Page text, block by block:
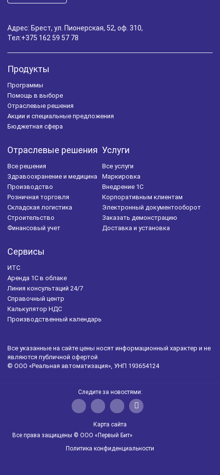
Адрес: Брест, ул. Пионерская, 52, оф. 310,
Тел:+375 162 59 57 78
Продукты
Программы
Помощь в выборе
Отраслевые решения
Акции и специальные предложения
Бюджетная сфера
Отраслевые решения
Все решения
Здравоохранение и медицина
Производство
Розничная торговля
Складская логистика
Строительство
Финансовый учет
Услуги
Все услуги
Маркировка
Внедрение 1С
Корпоративным клиентам
Электронный документооборот
Заказать демонстрацию
Доставка и установка
Сервисы
ИТС
Аренда 1С в облаке
Линия консультаций 24/7
Справочный центр
Калькулятор НДС
Производственный календарь
Все указанные на сайте цены носят информационный характер и не
являются публичной офертой
© ООО «Реальная автоматизация», УНП 193654124
Следите за новостями:
Карта сайта
Все права защищены © ООО «Первый Бит»
Политика конфиденциальности